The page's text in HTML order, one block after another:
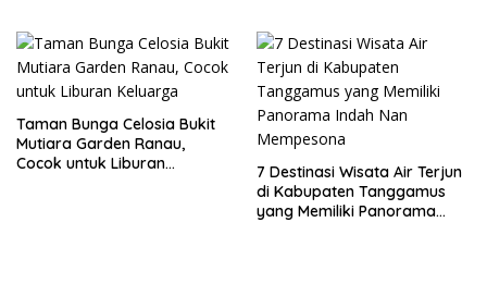
Taman Bunga Celosia Bukit
Mutiara Garden Ranau,
Cocok untuk Liburan
7 Destinasi Wisata Air Terjun
di Kabupaten Tanggamus
yang Memiliki Panorama